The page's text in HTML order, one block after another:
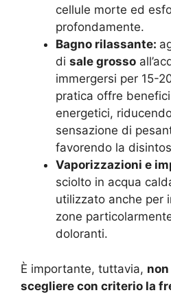
cellule morte ed
profondamente.
Bagno rilassante:
di sale grosso
immergersi per 15-
pratica offre
energetici,
sensazione di
favorendo la
Vaporizzazioni e
sciolto in acqua
utilizzato anche per
zone
doloranti.
È importante, tuttavia,
scegliere con criterio la